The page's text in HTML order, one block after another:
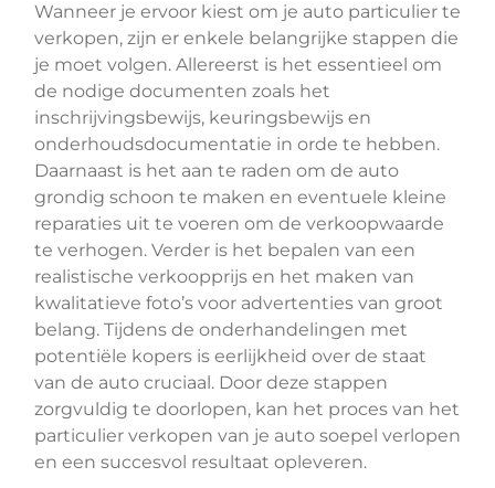
Wanneer je ervoor kiest om je auto particulier te
verkopen, zijn er enkele belangrijke stappen die
je moet volgen. Allereerst is het essentieel om
de nodige documenten zoals het
inschrijvingsbewijs, keuringsbewijs en
onderhoudsdocumentatie in orde te hebben.
Daarnaast is het aan te raden om de auto
grondig schoon te maken en eventuele kleine
reparaties uit te voeren om de verkoopwaarde
te verhogen. Verder is het bepalen van een
realistische verkoopprijs en het maken van
kwalitatieve foto’s voor advertenties van groot
belang. Tijdens de onderhandelingen met
potentiële kopers is eerlijkheid over de staat
van de auto cruciaal. Door deze stappen
zorgvuldig te doorlopen, kan het proces van het
particulier verkopen van je auto soepel verlopen
en een succesvol resultaat opleveren.